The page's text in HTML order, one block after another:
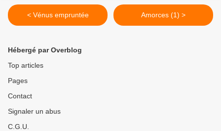
< Vénus empruntée Amorces (1) >
Hébergé par Overblog
Top articles
Pages
Contact
Signaler un abus
C.G.U.